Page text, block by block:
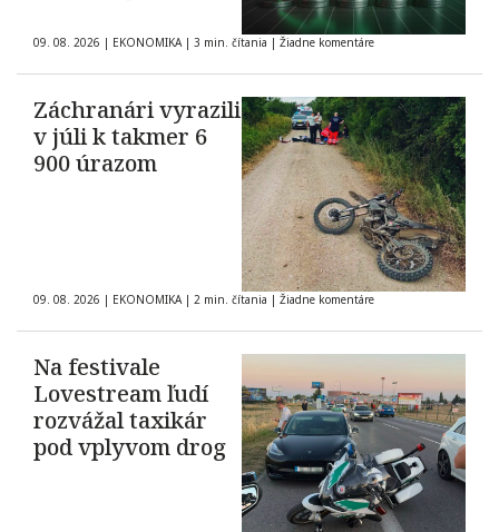
09. 08. 2026 | EKONOMIKA | 3 min. čítania | Žiadne komentáre
Záchranári vyrazili
v júli k takmer 6
900 úrazom
09. 08. 2026 | EKONOMIKA | 2 min. čítania | Žiadne komentáre
Na festivale
Lovestream ľudí
rozvážal taxikár
pod vplyvom drog